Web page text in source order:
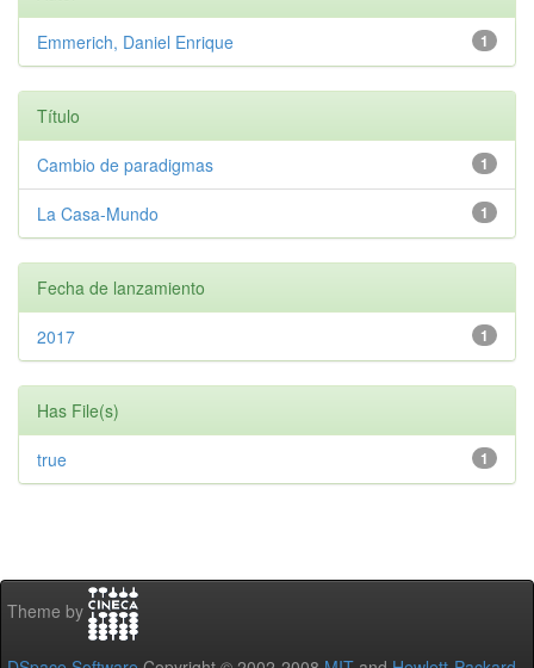
1
Emmerich, Daniel Enrique
Título
1
Cambio de paradigmas
1
La Casa-Mundo
Fecha de lanzamiento
1
2017
Has File(s)
1
true
Theme by